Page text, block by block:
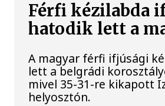
Férfi kézilabda
hatodik lett a
A magyar férfi ifjúsági
lett a belgrádi
mivel 35-31-re kikapott
helyosztón.